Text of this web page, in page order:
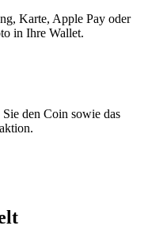
Karte, Apple Pay oder
in Ihre Wallet.
den Coin sowie das